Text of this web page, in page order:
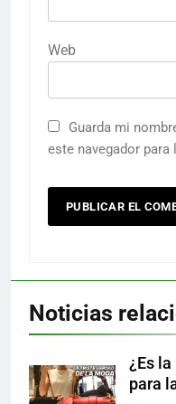
Web
Guarda mi
este navegador
Noticias
¿Es
para